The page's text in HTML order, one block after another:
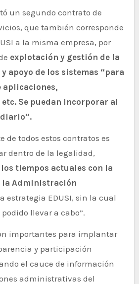
un segundo contrato de
que también corresponde
a la misma empresa, por
explotación y gestión de la
apoyo de los sistemas “para
aplicaciones,
Se puedan incorporar al
de todos estos contratos es
dentro de la legalidad,
tiempos actuales con la
Administración
estrategia EDUSI, sin la cual
llevar a cabo”.
importantes para implantar
y participación
el cauce de información
administrativas del